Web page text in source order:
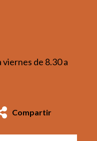
de 8.30 a
Compartir